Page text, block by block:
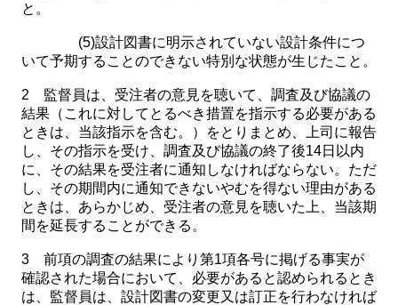
と。
(5)設計図書に明示されていない設計条件につ
いて予期することのできない特別な状態が生じたこと。
2 監督員は、受注者の意見を聴いて、調査及び協議の
結果（これに対してとるべき措置を指示する必要がある
ときは、当該指示を含む。）をとりまとめ、上司に報告
し、その指示を受け、調査及び協議の終了後14日以内
に、その結果を受注者に通知しなければならない。ただ
し、その期間内に通知できないやむを得ない理由がある
ときは、あらかじめ、受注者の意見を聴いた上、当該期
間を延長することができる。
3 前項の調査の結果により第1項各号に掲げる事実が
確認された場合において、必要があると認められるとき
は、監督員は、設計図書の変更又は訂正を行わなければ